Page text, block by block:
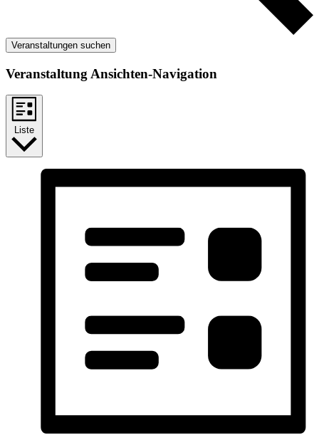
Veranstaltungen suchen
Veranstaltung Ansichten-Navigation
Liste